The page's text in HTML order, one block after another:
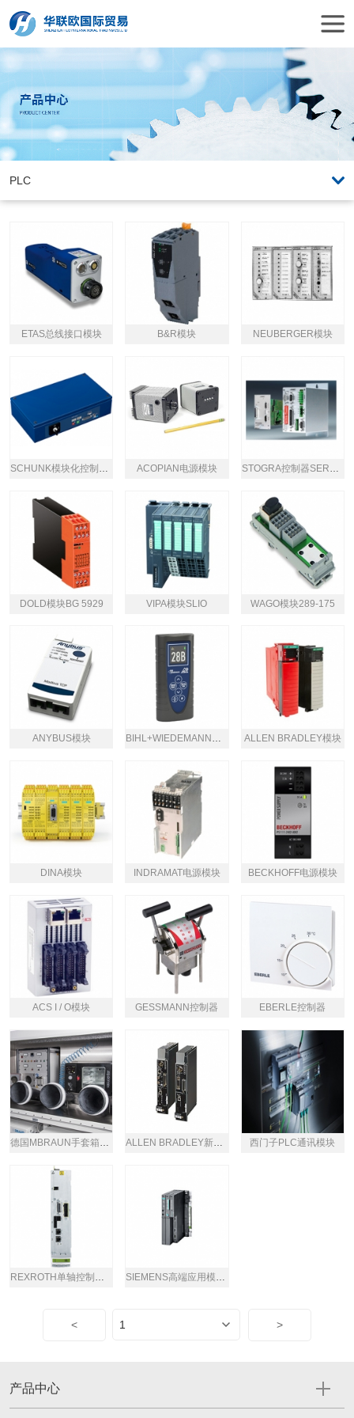
ETAS总线接口模块 B&R模块 NEUBERGER模块
SCHUNK模块化控制单元 ACOPIAN电源模块 STOGRA控制器SERS系列
DOLD模块BG 5929 VIPA模块SLIO WAGO模块289-175
ANYBUS模块 BIHL+WIEDEMANN模块 ALLEN BRADLEY模块
DINA模块 INDRAMAT电源模块 BECKHOFF电源模块
ACS I / O模块 GESSMANN控制器 EBERLE控制器
西门子PLC通讯模块
REXROTH单轴控制单元CSE02系列 SIEMENS高端应用模块FM 458-1 DP系列
< >
产品中心